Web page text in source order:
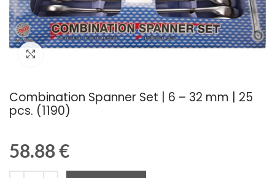
Combination Spanner Set | 6 – 32 mm | 25
pcs. (1190)
58.88€